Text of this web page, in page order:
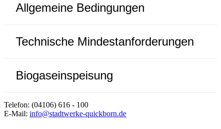
Allgemeine Bedingungen
Technische Mindestanforderungen
Biogaseinspeisung
Telefon: (04106) 616 - 100
E-Mail: info@stadtwerke-quickborn.de